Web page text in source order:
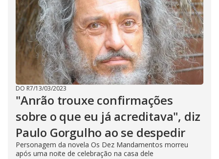
DO R7/13/03/2023
"Anrão trouxe confirmações
sobre o que eu já acreditava", diz
Paulo Gorgulho ao se despedir
Personagem da novela Os Dez Mandamentos morreu
após uma noite de celebração na casa dele